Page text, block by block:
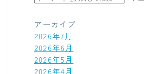
アーカイブ
2026年7月
2026年6月
2026年5月
2026年4月